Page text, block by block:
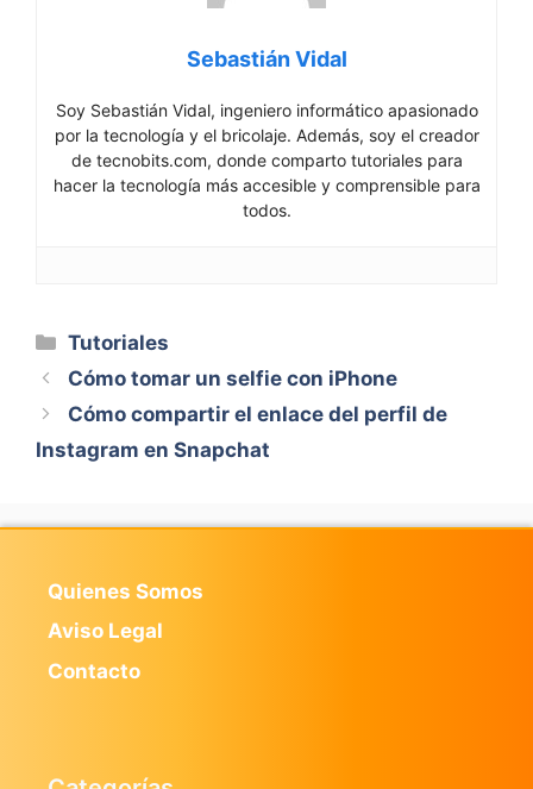
Sebastián Vidal
Soy Sebastián Vidal, ingeniero informático apasionado
por la tecnología y el bricolaje. Además, soy el creador
de tecnobits.com, donde comparto tutoriales para
hacer la tecnología más accesible y comprensible para
todos.
Categorías
Tutoriales
Cómo tomar un selfie con iPhone
Cómo compartir el enlace del perfil de
Instagram en Snapchat
Quienes Somos
Aviso Legal
Contacto